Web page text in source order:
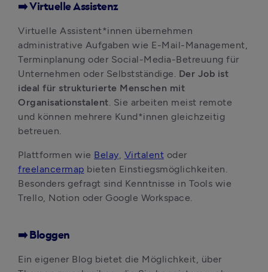
➡️ Virtuelle Assistenz
Virtuelle Assistent*innen übernehmen
administrative Aufgaben wie E-Mail-Management,
Terminplanung oder Social-Media-Betreuung für
Unternehmen oder Selbstständige. Der Job ist
ideal für strukturierte Menschen mit
Organisationstalent. Sie arbeiten meist remote
und können mehrere Kund*innen gleichzeitig
betreuen.
Plattformen wie Belay, Virtalent
freelancermap bieten Einstiegsmöglichkeiten.
Besonders gefragt sind Kenntnisse in Tools wie
Trello, Notion oder Google Workspace.
➡️ Bloggen
Ein eigener Blog bietet die Möglichkeit, über